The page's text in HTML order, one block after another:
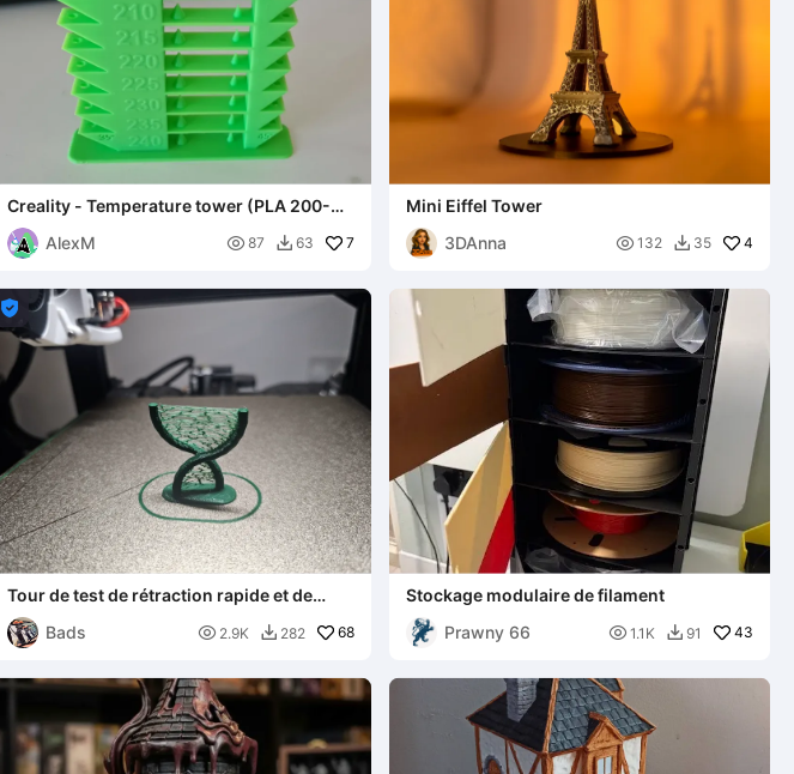
Creality - Temperature tower (PLA 200-
240)
AlexM
 87  63 7
Mini Eiffel Tower
3DAnna
 132  35 4

Tour de test de rétraction rapide et de
surplomb
Bads
 2.9K  282 68
Stockage modulaire de filament
Prawny 66
 1.1K  91 43